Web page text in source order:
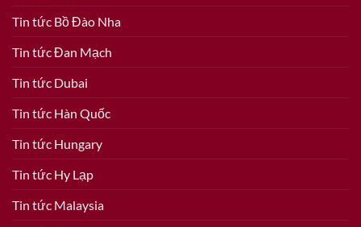
Tin tức Bồ Đào Nha
Tin tức Đan Mạch
Tin tức Dubai
Tin tức Hàn Quốc
Tin tức Hungary
Tin tức Hy Lạp
Tin tức Malaysia